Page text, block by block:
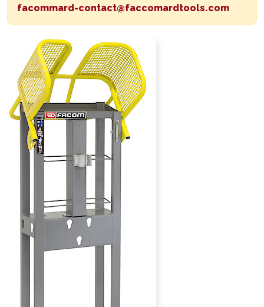
facommard-contact@faccomardtools.com